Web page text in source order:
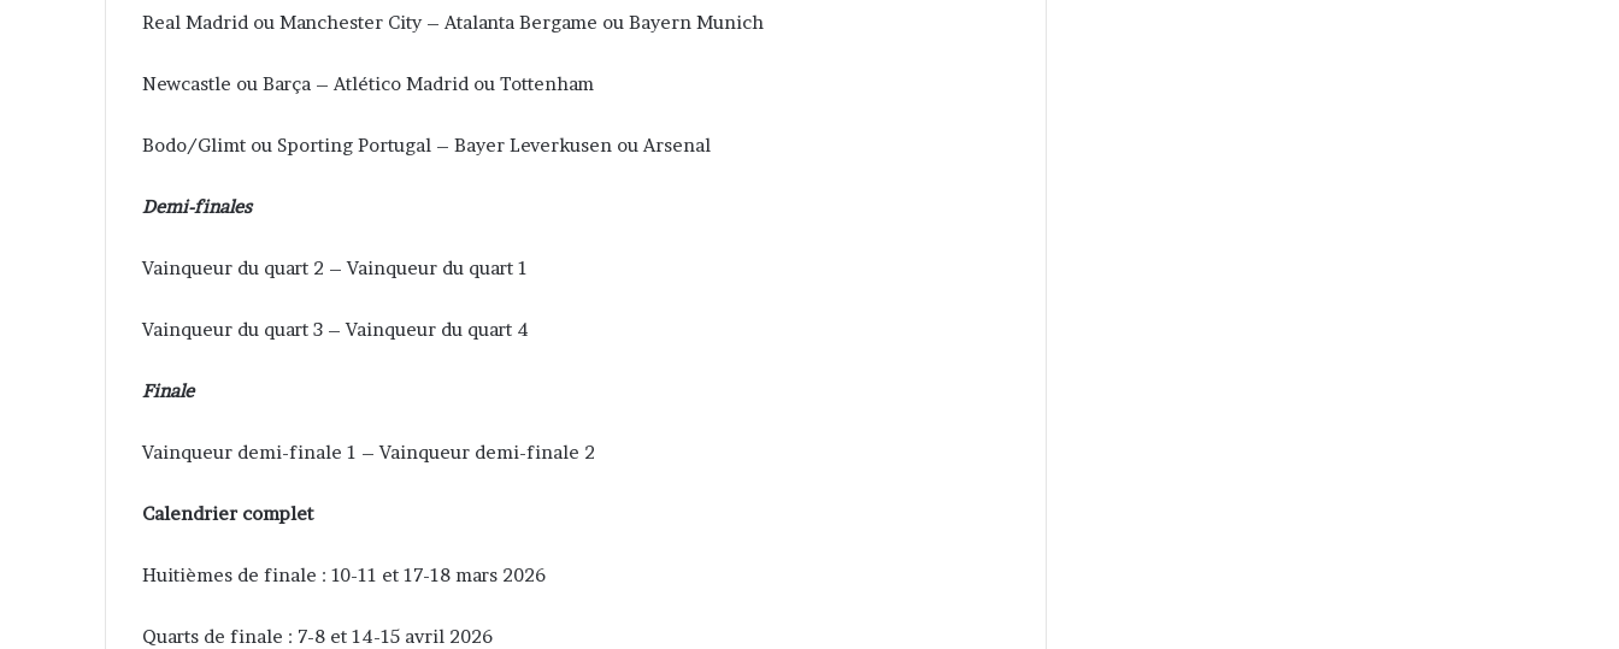
Real Madrid ou Manchester City – Atalanta Bergame ou Bayern Munich
Newcastle ou Barça – Atlético Madrid ou Tottenham
Bodo/Glimt ou Sporting Portugal – Bayer Leverkusen ou Arsenal
Demi-finales
Vainqueur du quart 2 – Vainqueur du quart 1
Vainqueur du quart 3 – Vainqueur du quart 4
Finale
Vainqueur demi-finale 1 – Vainqueur demi-finale 2
Calendrier complet
Huitièmes de finale : 10-11 et 17-18 mars 2026
Quarts de finale : 7-8 et 14-15 avril 2026